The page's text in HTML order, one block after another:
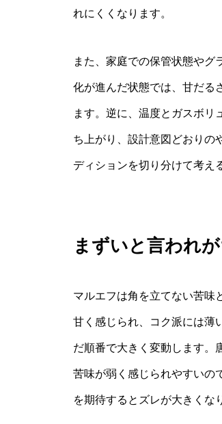
れにくくなります。
また、家庭での保管状態やグ
化が進んだ状態では、甘だる
ます。逆に、温度とガスボリ
ち上がり、設計意図どおりの
ディションを切り分けて考え
まずいと言われ
マルエフは角を立てない苦味
甘く感じられ、コク派には薄
だ順番で大きく変動します。
苦味が弱く感じられやすいの
を期待するとズレが大きくな